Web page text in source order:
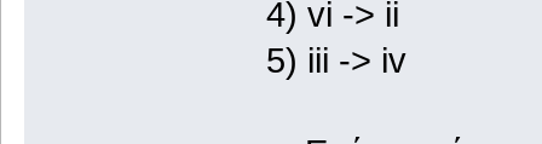
4) vi -> ii
5) iii -> iv